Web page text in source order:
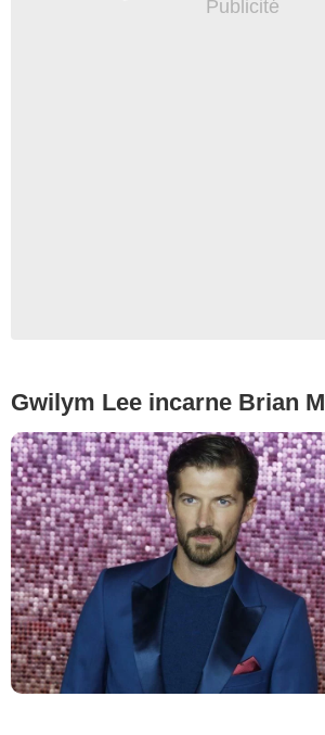
Gwilym Lee incarne Brian